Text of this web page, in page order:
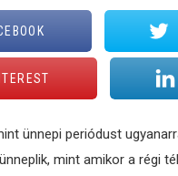
ünnepi periódust
mint amikor a régi